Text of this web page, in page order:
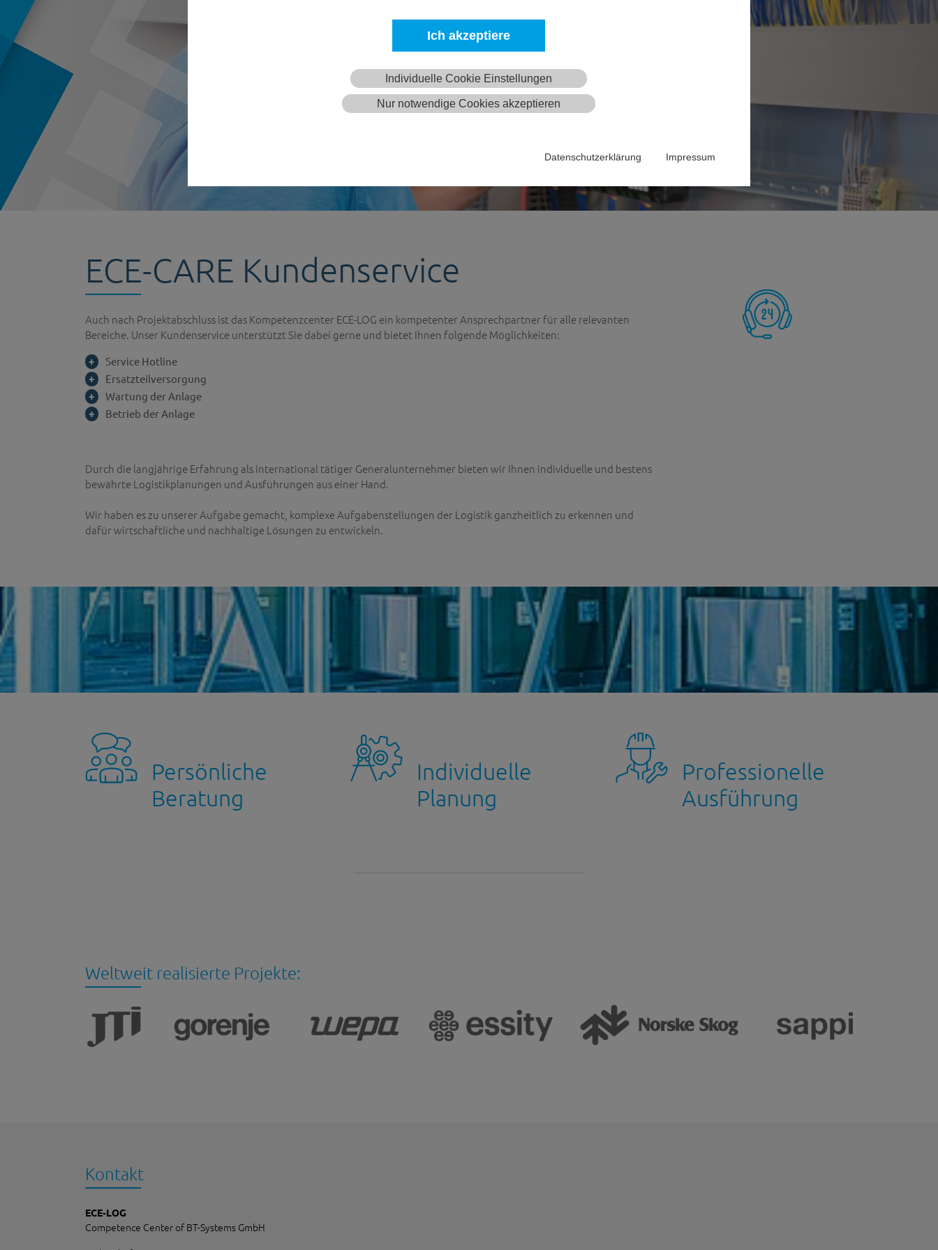
Ich akzeptiere
Individuelle Cookie Einstellungen
Nur notwendige Cookies akzeptieren
Datenschutzerklärung Impressum
ECE-CARE Kundenservice
Auch nach Projektabschluss ist das Kompetenzcenter ECE-LOG ein kompetenter Ansprechpartner für alle relevanten
Bereiche. Unser Kundenservice unterstützt Sie dabei gerne und bietet Ihnen folgende Möglichkeiten:
Service Hotline
Ersatzteilversorgung
Wartung der Anlage
Betrieb der Anlage
Durch die langjährige Erfahrung als international tätiger Generalunternehmer bieten wir Ihnen individuelle und bestens
bewährte Logistikplanungen und Ausführungen aus einer Hand.
Wir haben es zu unserer Aufgabe gemacht, komplexe Aufgabenstellungen der Logistik ganzheitlich zu erkennen und
dafür wirtschaftliche und nachhaltige Lösungen zu entwickeln.
Persönliche
Beratung
Individuelle
Planung
Professionelle
Ausführung
Weltweit realisierte Projekte:
Kontakt
ECE-LOG
Competence Center of BT-Systems GmbH